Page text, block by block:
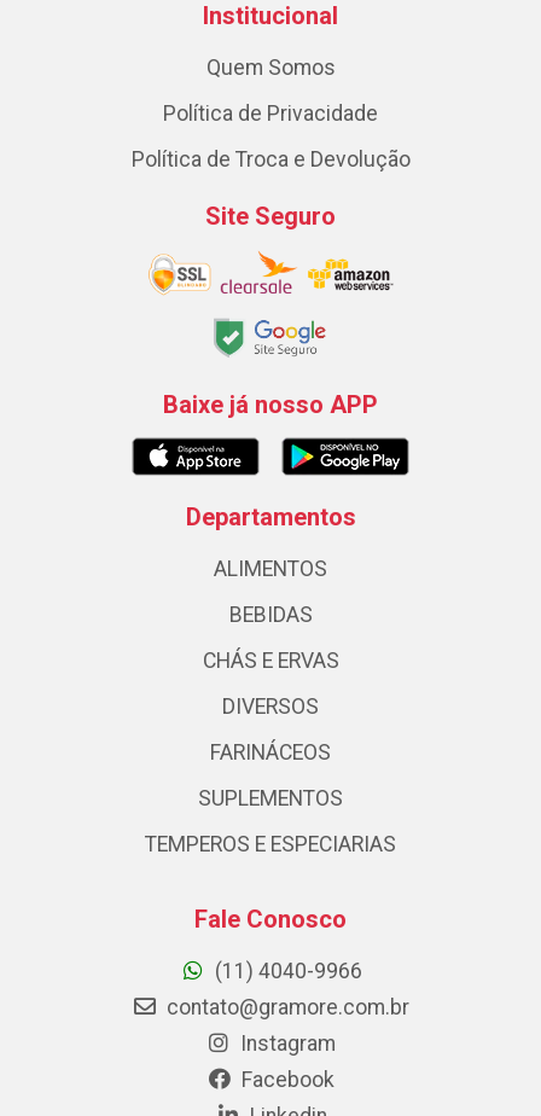
Institucional
Quem Somos
Política de Privacidade
Política de Troca e Devolução
Site Seguro
Baixe já nosso APP
Departamentos
ALIMENTOS
BEBIDAS
CHÁS E ERVAS
DIVERSOS
FARINÁCEOS
SUPLEMENTOS
TEMPEROS E ESPECIARIAS
Fale Conosco
(11) 4040-9966
contato@gramore.com.br
Instagram
Facebook